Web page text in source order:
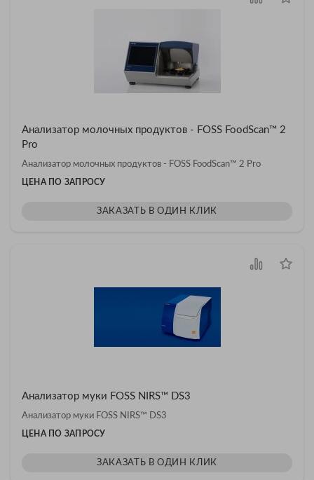
Анализатор молочных продуктов - FOSS FoodScan™ 2
Pro
Анализатор молочных продуктов - FOSS FoodScan™ 2 Pro
ЦЕНА ПО ЗАПРОСУ
ЗАКАЗАТЬ В ОДИН КЛИК
Анализатор муки FOSS NIRS™ DS3
Анализатор муки FOSS NIRS™ DS3
ЦЕНА ПО ЗАПРОСУ
ЗАКАЗАТЬ В ОДИН КЛИК